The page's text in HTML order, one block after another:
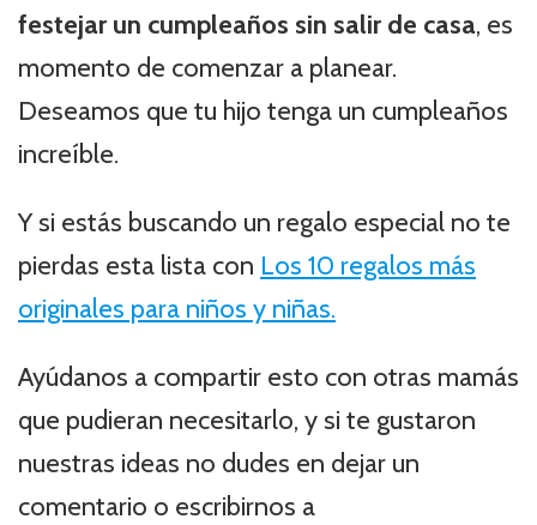
festejar un cumpleaños sin salir de casa, es
momento de comenzar a planear.
Deseamos que tu hijo tenga un cumpleaños
increíble.
Y si estás buscando un regalo especial no te
pierdas esta lista con Los 10 regalos más
originales para niños y niñas.
Ayúdanos a compartir esto con otras mamás
que pudieran necesitarlo, y si te gustaron
nuestras ideas no dudes en dejar un
comentario o escribirnos a